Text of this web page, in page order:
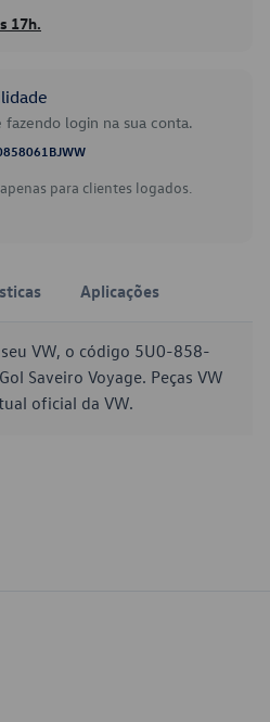
17h.
login na sua conta.
para clientes logados.
Aplicações
VW, o código 5U0-858-
Saveiro Voyage. Peças VW
oficial da VW.